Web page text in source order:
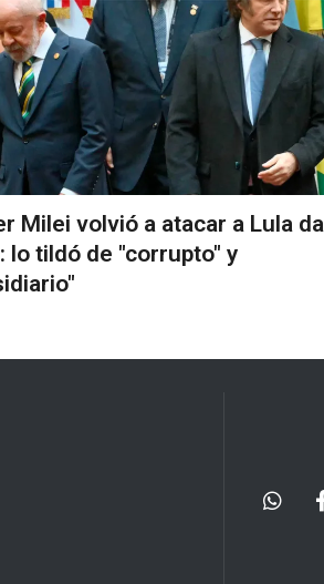
Milei volvió a atacar a Lula da
lo tildó de "corrupto" y